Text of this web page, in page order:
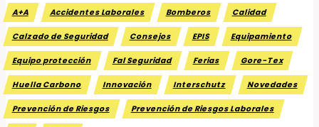
A+A Accidentes Laborales Bomberos Calidad
Calzado de Seguridad Consejos EPIS Equipamiento
Equipo protección Fal Seguridad Ferias Gore-Tex
Huella Carbono Innovación Interschutz Novedades
Prevención de Riesgos Prevención de Riesgos Laborales